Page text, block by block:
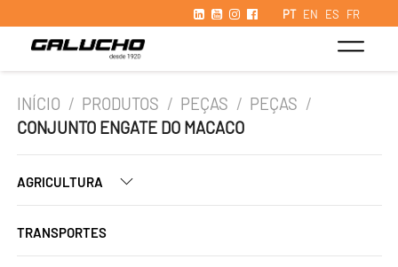
PT EN ES FR
INÍCIO / PRODUTOS / PEÇAS / PEÇAS /
CONJUNTO ENGATE DO MACACO
AGRICULTURA
TRANSPORTES